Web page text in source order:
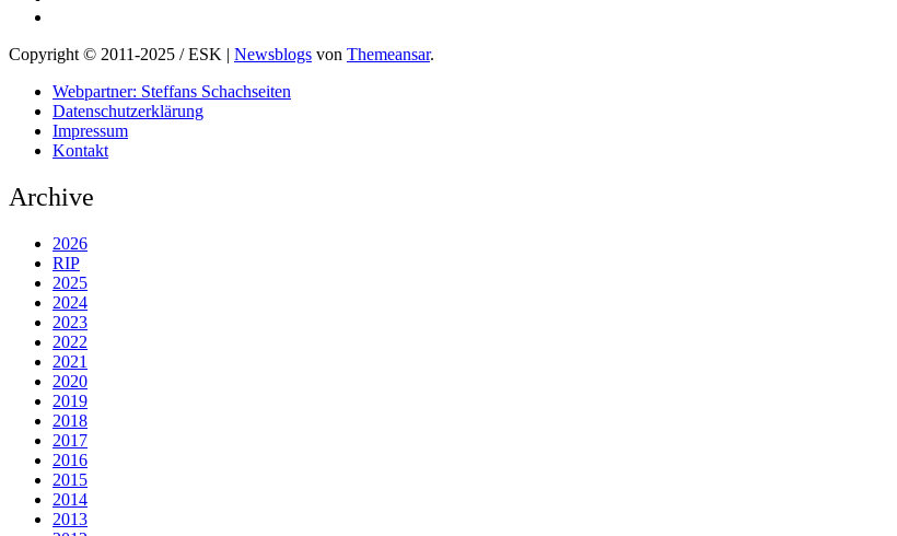
Copyright © 2011-2025 / ESK | Newsblogs von Themeansar.
Webpartner: Steffans Schachseiten
Datenschutzerklärung
Impressum
Kontakt
Archive
2026
RIP
2025
2024
2023
2022
2021
2020
2019
2018
2017
2016
2015
2014
2013